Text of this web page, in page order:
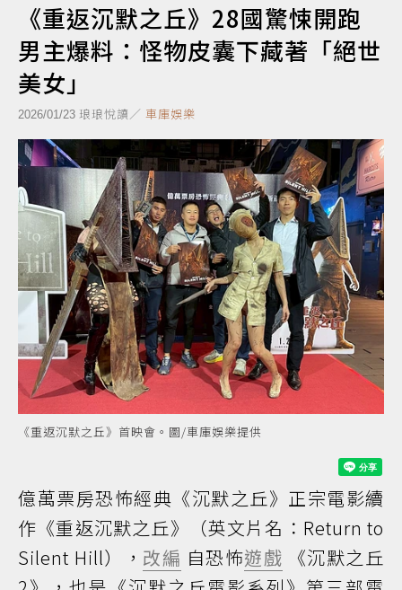
《重返沉默之丘》28國驚悚開跑
男主爆料：怪物皮囊下藏著「絕世
美女」
2026/01/23 琅琅悅讀／ 車庫娛樂
《重返沉默之丘》首映會。圖/車庫娛樂提供
億萬票房恐怖經典《沉默之丘》正宗電影續
作《重返沉默之丘》（英文片名：Return to
Silent Hill）， 改編 自恐怖遊戲 《沉默之丘